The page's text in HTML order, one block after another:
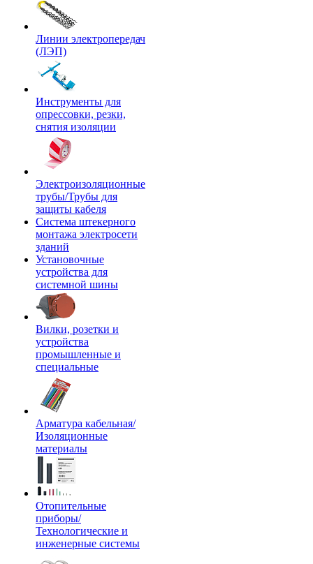
Линии электропередач
(ЛЭП)
Инструменты для
опрессовки, резки,
снятия изоляции
Электроизоляционные
трубы/Трубы для
защиты кабеля
Система штекерного
монтажа электросети
зданий
Установочные
устройства для
системной шины
Вилки, розетки и
устройства
промышленные и
специальные
Арматура кабельная/
Изоляционные
материалы
Отопительные
приборы/
Технологические и
инженерные системы